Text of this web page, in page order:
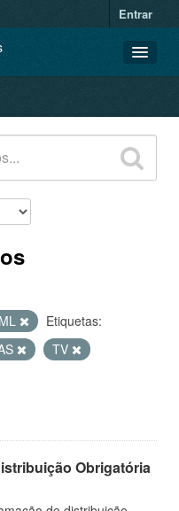
Entrar
Etiquetas:
TV
Obrigatória